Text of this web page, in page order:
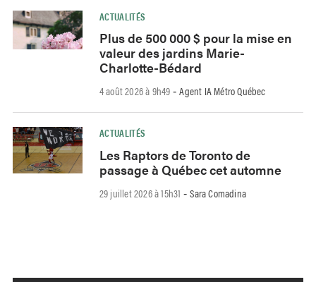
ACTUALITÉS
Plus de 500 000 $ pour la mise en
valeur des jardins Marie-
Charlotte-Bédard
4 août 2026 à 9h49 -Agent IA Métro Québec
ACTUALITÉS
Les Raptors de Toronto de
passage à Québec cet automne
29 juillet 2026 à 15h31 -Sara Comadina